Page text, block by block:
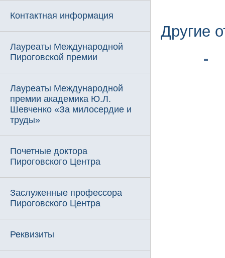
Контактная информация
Лауреаты Международной
Пироговской премии
Лауреаты Международной
премии академика Ю.Л.
Шевченко «За милосердие и
труды»
Почетные доктора
Пироговского Центра
Заслуженные профессора
Пироговского Центра
Реквизиты
Другие